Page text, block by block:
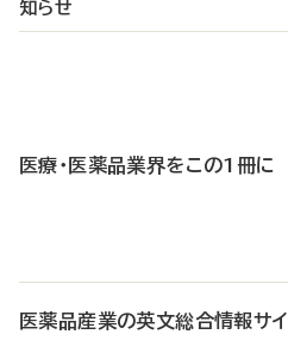
知らせ
医療・医薬品業界をこの1冊に
医薬品産業の英文総合情報サイ